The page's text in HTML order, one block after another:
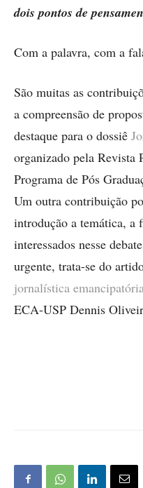
dois pontos de
Com a palavra, com a
São muitas as
a compreensão de
destaque para o dossiê
organizado pela Revista
Programa de Pós
Um outra contribuição
introdução a temática, a
interessados nesse
urgente, trata-se do
jornalística
ECA-USP Dennis